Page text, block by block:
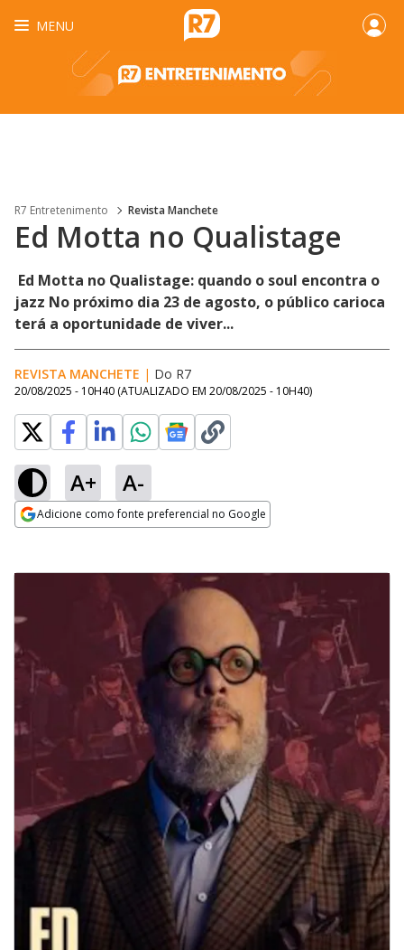
MENU
R7 Entretenimento Revista Manchete
Ed Motta no Qualistage
Ed Motta no Qualistage: quando o soul encontra o
jazz No próximo dia 23 de agosto, o público carioca
terá a oportunidade de viver...
REVISTA MANCHETE | Do R7
20/08/2025 - 10H40 (ATUALIZADO EM 20/08/2025 - 10H40)
A+ A-
Adicione como fonte preferencial no Google